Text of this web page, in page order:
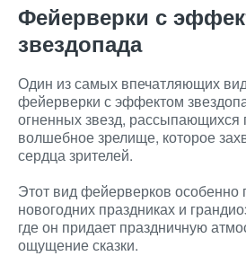
Фейерверки с
звездопада
Один из самых впечатляющих
фейерверки с эффектом
огненных звезд, рассыпающихся
волшебное зрелище, которое
сердца зрителей.
Этот вид фейерверков особенно
новогодних праздниках и
где он придает праздничную
ощущение сказки.